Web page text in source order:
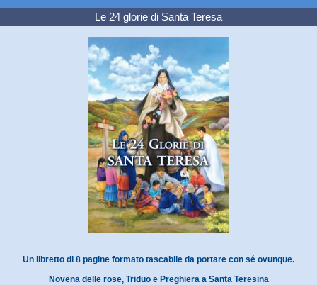
Le 24 glorie di Santa Teresa
Un libretto di 8 pagine formato tascabile da portare con sé ovunque.
Novena delle rose, Triduo e Preghiera a Santa Teresina